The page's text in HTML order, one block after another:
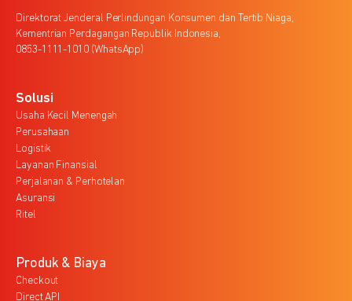
Direktorat Jenderal Perlindungan Konsumen dan Tertib Niaga,
Kementrian Perdagangan Republik Indonesia,
0853-1111-1010 (WhatsApp)
Solusi
Usaha Kecil Menengah
Perusahaan
Logistik
Layanan Finansial
Perjalanan & Perhotelan
Asuransi
Ritel
Produk & Biaya
Checkout
Direct API